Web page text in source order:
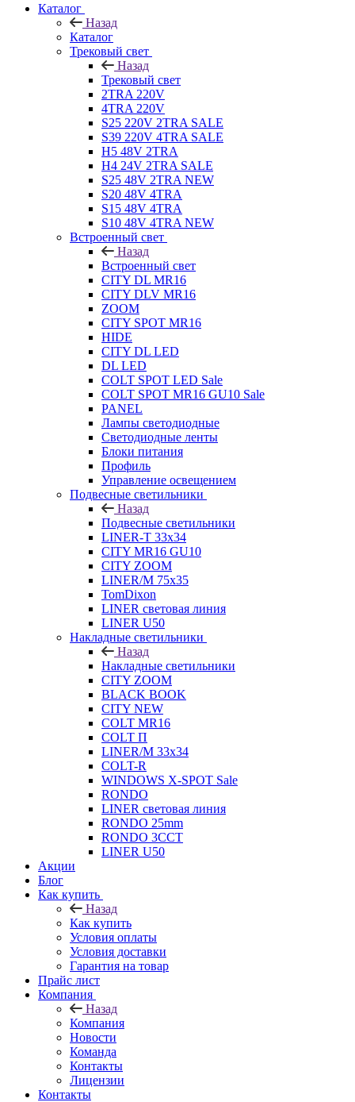
Каталог
Назад
Каталог
Трековый свет
Назад
Трековый свет
2TRA 220V
4TRA 220V
S25 220V 2TRA SALE
S39 220V 4TRA SALE
H5 48V 2TRA
H4 24V 2TRA SALE
S25 48V 2TRA NEW
S20 48V 4TRA
S15 48V 4TRA
S10 48V 4TRA NEW
Встроенный свет
Назад
Встроенный свет
CITY DL MR16
CITY DLV MR16
ZOOM
CITY SPOT MR16
HIDE
CITY DL LED
DL LED
COLT SPOT LED Sale
COLT SPOT MR16 GU10 Sale
PANEL
Лампы светодиодные
Светодиодные ленты
Блоки питания
Профиль
Управление освещением
Подвесные светильники
Назад
Подвесные светильники
LINER-T 33x34
CITY MR16 GU10
CITY ZOOM
LINER/M 75х35
TomDixon
LINER световая линия
LINER U50
Накладные светильники
Назад
Накладные светильники
CITY ZOOM
BLACK BOOK
CITY NEW
COLT MR16
COLT П
LINER/М 33х34
COLT-R
WINDOWS X-SPOT Sale
RONDO
LINER световая линия
RONDO 25mm
RONDO 3CCT
LINER U50
Акции
Блог
Как купить
Назад
Как купить
Условия оплаты
Условия доставки
Гарантия на товар
Прайс лист
Компания
Назад
Компания
Новости
Команда
Контакты
Лицензии
Контакты